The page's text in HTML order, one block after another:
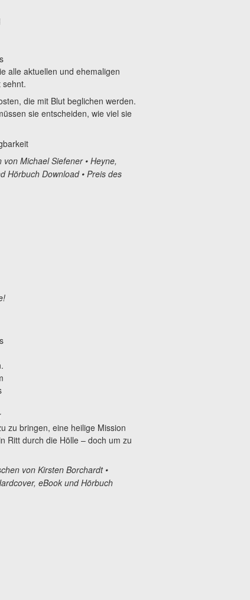
alle aktuellen und ehemaligen
sehnt.
die mit Blut beglichen werden.
sie entscheiden, wie viel sie
Michael Siefener • Heyne,
Hörbuch Download • Preis des
zu bringen, eine heilige Mission
Ritt durch die Hölle – doch um zu
von Kirsten Borchardt •
eBook und Hörbuch